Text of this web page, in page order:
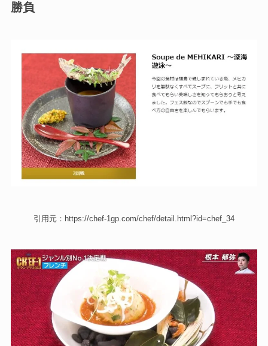
勝負
引用元：https://chef-1gp.com/chef/detail.html?id=chef_34